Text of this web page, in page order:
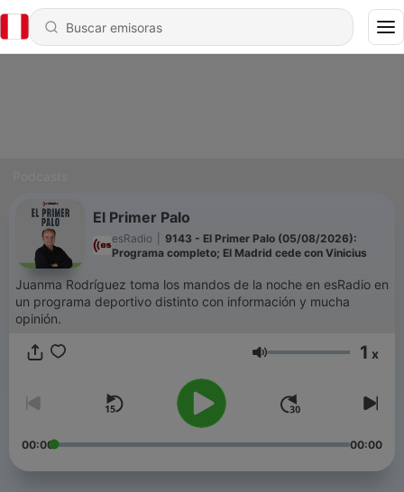
El Primer Palo
esRadio
9143 - El Primer Palo (05/08/2026):
Programa completo; El Madrid cede con Vinicius
Juanma Rodríguez toma los mandos de la noche en esRadio en
un programa deportivo distinto con información y mucha
opinión.
Volumen 1 x
00:00 00:00